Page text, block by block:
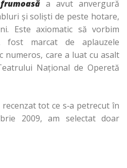
a avut anvergură
şi solişti de peste hotare,
Este axiomatic să vorbim
fost marcat de aplauzele
numeros, care a luat cu asalt
Naţional de Operetă
tot ce s‑a petrecut în
2009, am selectat doar